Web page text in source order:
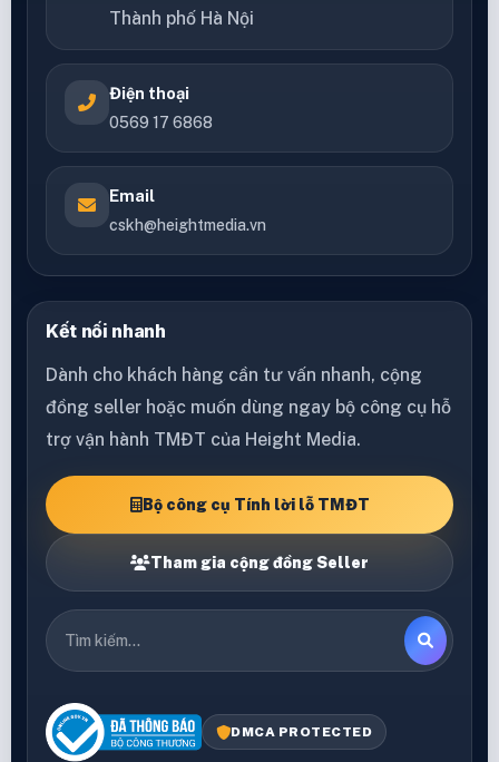
Thành phố Hà Nội
Điện thoại
0569 17 6868
Email
cskh@heightmedia.vn
Kết nối nhanh
Dành cho khách hàng cần tư vấn nhanh, cộng
đồng seller hoặc muốn dùng ngay bộ công cụ hỗ
trợ vận hành TMĐT của Height Media.
Bộ công cụ Tính lời lỗ TMĐT
Tham gia cộng đồng Seller
DMCA PROTECTED